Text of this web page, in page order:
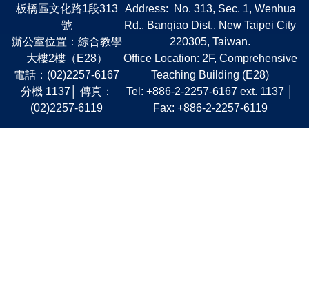
板橋區文化路1段313
號
辦公室位置：綜合教學
大樓2樓（E28）
電話：(02)2257-6167
分機 1137│ 傳真：
(02)2257-6119
Address: No. 313, Sec. 1, Wenhua
Rd., Banqiao Dist., New Taipei City
220305, Taiwan.
Office Location: 2F, Comprehensive
Teaching Building (E28)
Tel: +886-2-2257-6167 ext. 1137 │
Fax: +886-2-2257-6119